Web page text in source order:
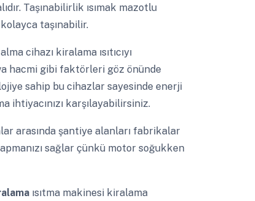
Taşınabilirlik ısımak mazotlu
kolayca taşınabilir.
cihazı kiralama ısıtıcıyı
hacmi gibi faktörleri göz önünde
sahip bu cihazlar sayesinde enerji
ihtiyacınızı karşılayabilirsiniz.
arasında şantiye alanları fabrikalar
sağlar çünkü motor soğukken
ısıtma makinesi kiralama